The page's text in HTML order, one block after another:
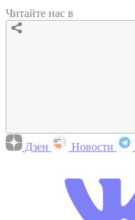
Читайте нас в
Дзен Новости